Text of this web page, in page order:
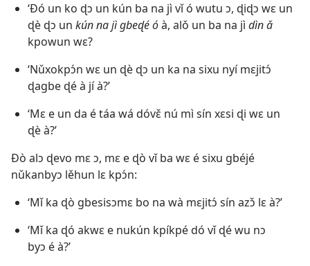
‘Ðó un ko ɖɔ un kún ba na jì vǐ ó wutu ɔ, ɖiɖɔ wɛ un
ɖè ɖɔ un kún na jì gbeɖé óà, alǒ un ba na jì dìn ǎ
kpowun wɛ?
‘Nǔxokpɔ́n wɛ un ɖè ɖɔ un ka na sixu nyí mɛjitɔ́
ɖagbe ɖé à jí à?’
‘Mɛ e un da é táa wá dóvɛ̌ nú mì sín xɛsi ɖi wɛ un
ɖè à?’
Ðò alɔ ɖevo mɛ ɔ, mɛ e ɖò vǐ ba wɛ é sixu gbéjé
nǔkanbyɔ lěhun lɛ kpɔ́n:
‘Mǐ ka ɖò gbesisɔmɛ bo na wà mɛjitɔ́ sín azɔ̌ lɛ à?’
‘Mǐ ka ɖó akwɛ e nukún kpíkpé dó vǐ ɖé wu nɔ
byɔ é à?’